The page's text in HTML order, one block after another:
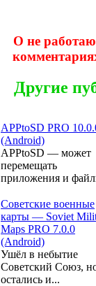
О не
Другие
APPtoSD PRO
(Android)
APPtoSD — может
перемещать
приложения и
Советские военные
карты — Soviet
Maps PRO 7.0.0
(Android)
Ушёл в небытие
Советский Союз,
остались и...